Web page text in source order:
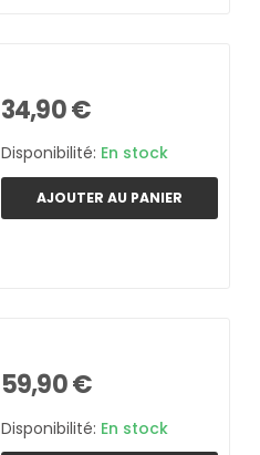
34,90 €
Disponibilité: En stock
AJOUTER AU PANIER
59,90 €
Disponibilité: En stock